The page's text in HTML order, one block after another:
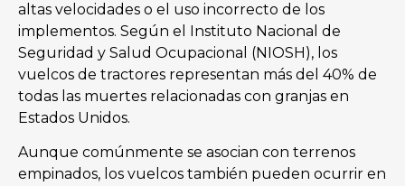
altas velocidades o el uso incorrecto de los
implementos. Según el Instituto Nacional de
Seguridad y Salud Ocupacional (NIOSH), los
vuelcos de tractores representan más del 40% de
todas las muertes relacionadas con granjas en
Estados Unidos.
Aunque comúnmente se asocian con terrenos
empinados, los vuelcos también pueden ocurrir en